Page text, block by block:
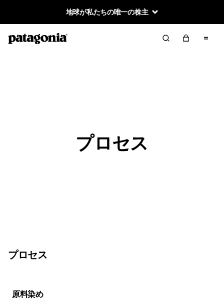
地球が私たちの唯一の株主
プロセス
プロセス
原料染め